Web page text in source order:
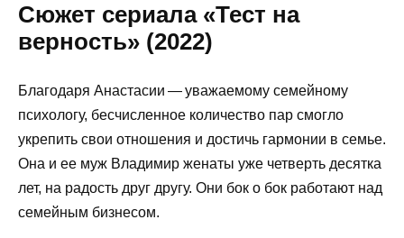
Сюжет сериала «Тест на
верность» (2022)
Благодаря Анастасии — уважаемому семейному
психологу, бесчисленное количество пар смогло
укрепить свои отношения и достичь гармонии в семье.
Она и ее муж Владимир женаты уже четверть десятка
лет, на радость друг другу. Они бок о бок работают над
семейным бизнесом.